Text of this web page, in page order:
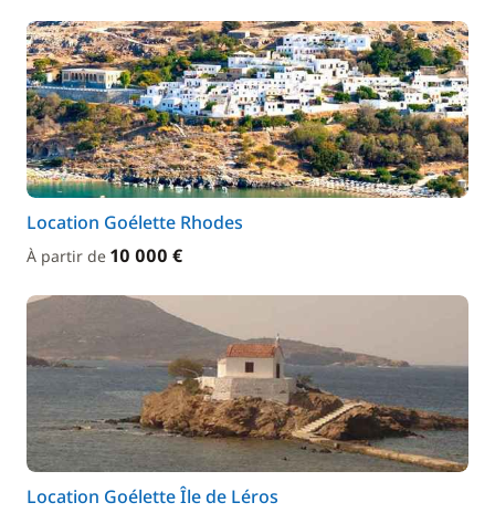
Location Goélette Rhodes
À partir de 10 000 €
Location Goélette Île de Léros